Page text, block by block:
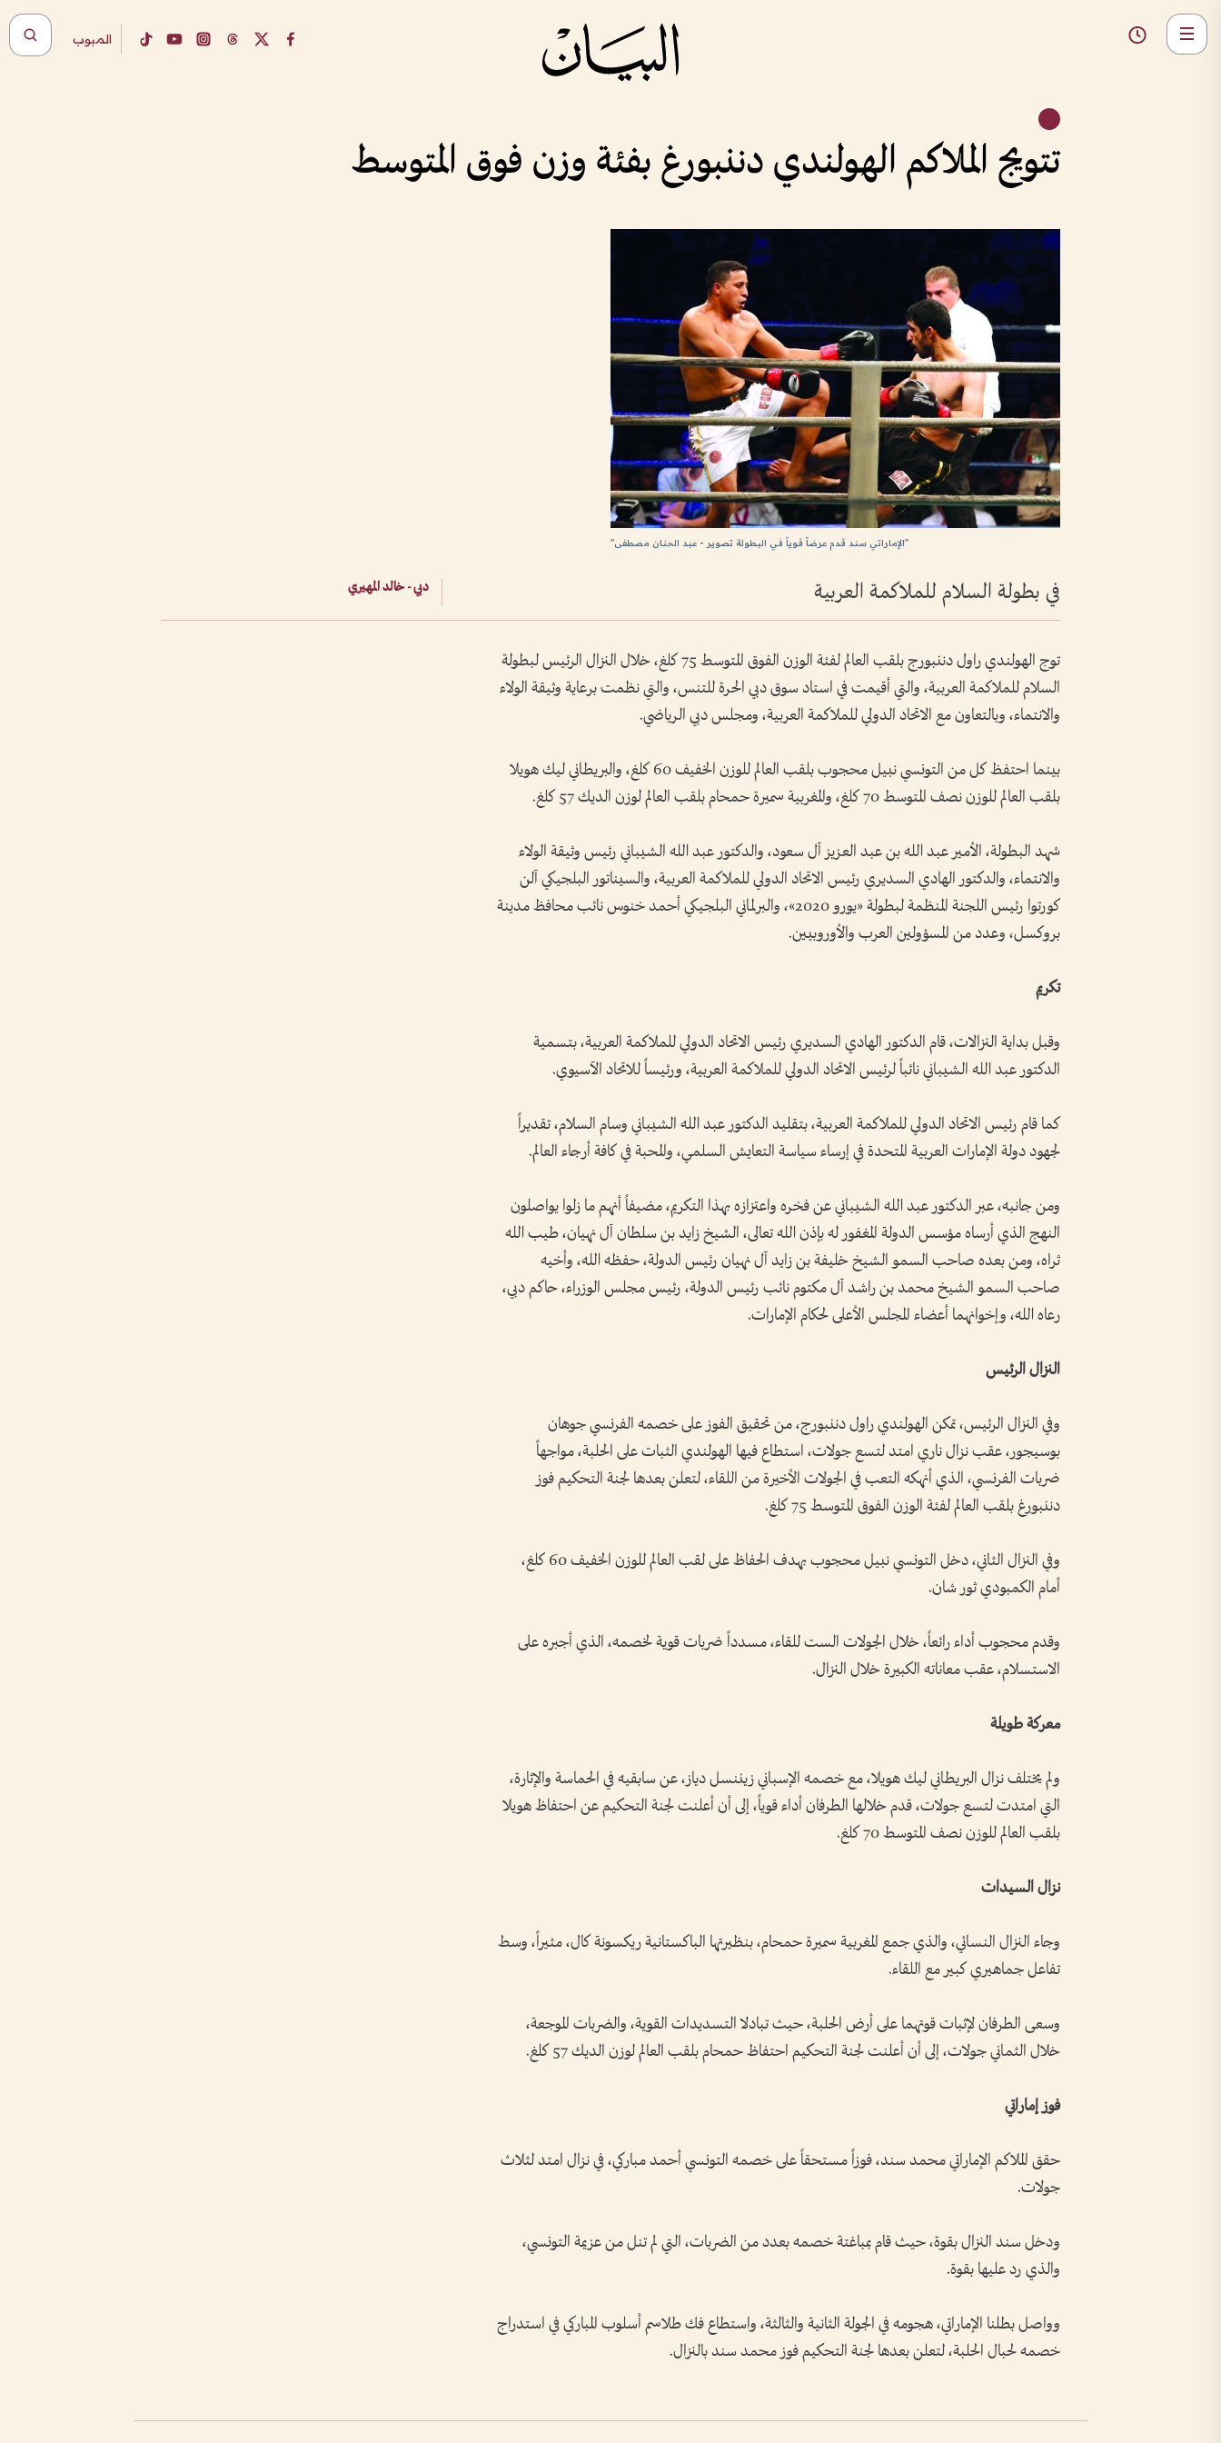
المبوب
تتويج الملاكم الهولندي دننبورغ بفئة وزن فوق المتوسط
"الإماراتي سند قدم عرضاً قوياً في البطولة تصوير - عبد الحنان مصطفى"
في بطولة السلام للملاكمة العربية دبي - خالد المهيري
توج الهولندي راول دننبورج بلقب العالم لفئة الوزن الفوق المتوسط 75 كلغ، خلال النزال الرئيس لبطولة
السلام للملاكمة العربية، والتي أقيمت في استاد سوق دبي الحرة للتنس، والتي نظمت برعاية وثيقة الولاء
والانتماء، وبالتعاون مع الاتحاد الدولي للملاكمة العربية، ومجلس دبي الرياضي.
بينما احتفظ كل من التونسي نبيل محجوب بلقب العالم للوزن الخفيف 60 كلغ، والبريطاني ليك هويلا
بلقب العالم للوزن نصف المتوسط 70 كلغ، والمغربية سميرة حمحام بلقب العالم لوزن الديك 57 كلغ.
شهد البطولة، الأمير عبد الله بن عبد العزيز آل سعود، والدكتور عبد الله الشيباني رئيس وثيقة الولاء
والانتماء، والدكتور الهادي السديري رئيس الاتحاد الدولي للملاكمة العربية، والسيناتور البلجيكي آلن
كورتوا رئيس اللجنة المنظمة لبطولة «يورو 2020»، والبرلماني البلجيكي أحمد خنوس نائب محافظ مدينة
بروكسل، وعدد من المسؤولين العرب والأوروبيين.
تكريم
وقبل بداية النزالات، قام الدكتور الهادي السديري رئيس الاتحاد الدولي للملاكمة العربية، بتسمية
الدكتور عبد الله الشيباني نائباً لرئيس الاتحاد الدولي للملاكمة العربية، ورئيساً للاتحاد الآسيوي.
كما قام رئيس الاتحاد الدولي للملاكمة العربية، بتقليد الدكتور عبد الله الشيباني وسام السلام، تقديراً
لجهود دولة الإمارات العربية المتحدة في إرساء سياسة التعايش السلمي، والمحبة في كافة أرجاء العالم.
ومن جانبه، عبر الدكتور عبد الله الشيباني عن فخره واعتزازه بهذا التكريم، مضيفاً أنهم ما زلوا يواصلون
النهج الذي أرساه مؤسس الدولة المغفور له بإذن الله تعالى، الشيخ زايد بن سلطان آل نهيان، طيب الله
ثراه، ومن بعده صاحب السمو الشيخ خليفة بن زايد آل نهيان رئيس الدولة، حفظه الله، وأخيه
صاحب السمو الشيخ محمد بن راشد آل مكتوم نائب رئيس الدولة، رئيس مجلس الوزراء، حاكم دبي،
رعاه الله، وإخوانهما أعضاء المجلس الأعلى لحكام الإمارات.
النزال الرئيس
وفي النزال الرئيس، تمكن الهولندي راول دننبورج، من تحقيق الفوز على خصمه الفرنسي جوهان
بوسيجور، عقب نزال ناري امتد لتسع جولات، استطاع فيها الهولندي الثبات على الحلبة، مواجهاً
ضربات الفرنسي، الذي أنهكه التعب في الجولات الأخيرة من اللقاء، لتعلن بعدها لجنة التحكيم فوز
دننبورغ بلقب العالم لفئة الوزن الفوق المتوسط 75 كلغ.
وفي النزال الثاني، دخل التونسي نبيل محجوب بهدف الحفاظ على لقب العالم للوزن الخفيف 60 كلغ،
أمام الكمبودي ثور شان.
وقدم محجوب أداء رائعاً، خلال الجولات الست للقاء، مسدداً ضربات قوية لخصمه، الذي أجبره على
الاستسلام، عقب معاناته الكبيرة خلال النزال.
معركة طويلة
ولم يختلف نزال البريطاني ليك هويلا، مع خصمه الإسباني زيننسل دياز، عن سابقيه في الحماسة والإثارة،
التي امتدت لتسع جولات، قدم خلالها الطرفان أداء قوياً، إلى أن أعلنت لجنة التحكيم عن احتفاظ هويلا
بلقب العالم للوزن نصف المتوسط 70 كلغ.
نزال السيدات
وجاء النزال النسائي، والذي جمع المغربية سميرة حمحام، بنظيرتها الباكستانية ريكسونة كال، مثيراً، وسط
تفاعل جماهيري كبير مع اللقاء.
وسعى الطرفان لإثبات قوتهما على أرض الحلبة، حيث تبادلا التسديدات القوية، والضربات الموجعة،
خلال الثماني جولات، إلى أن أعلنت لجنة التحكيم احتفاظ حمحام بلقب العالم لوزن الديك 57 كلغ.
فوز إماراتي
حقق الملاكم الإماراتي محمد سند، فوزاً مستحقاً على خصمه التونسي أحمد مباركي، في نزال امتد لثلاث
جولات.
ودخل سند النزال بقوة، حيث قام بمباغتة خصمه بعدد من الضربات، التي لم تنل من عزيمة التونسي،
والذي رد عليها بقوة.
وواصل بطلنا الإماراتي، هجومه في الجولة الثانية والثالثة، واستطاع فك طلاسم أسلوب المباركي في استدراج
خصمه لحبال الحلبة، لتعلن بعدها لجنة التحكيم فوز محمد سند بالنزال.